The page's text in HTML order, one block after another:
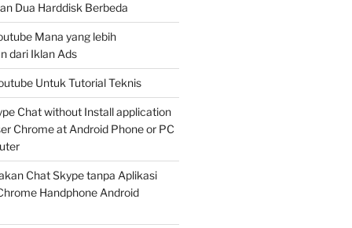
Dua Harddisk Berbeda
Mana yang lebih
dari Iklan Ads
Untuk Tutorial Teknis
Chat without Install application
Chrome at Android Phone or PC
Chat Skype tanpa Aplikasi
Handphone Android